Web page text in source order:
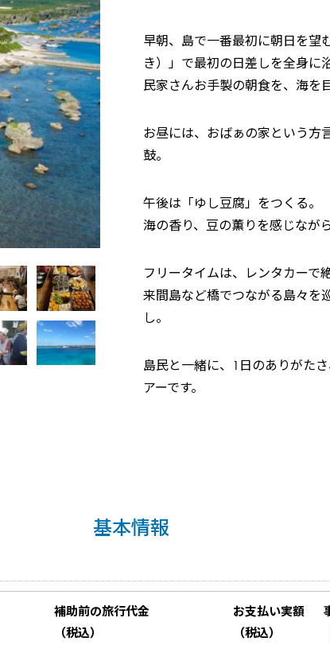
早朝、島で一番最初に朝日を望
き）」で最初の日差しを全身に
民家さんお手製の朝食を、海を
お昼には、おばぁの家という方
鼓。
午後は「ゆし豆腐」をつくる。
海の香り、豆の薫りを感じなが
フリータイムは、レンタカーで
来間島など橋でつながる島々を
し。
島民と一緒に、1日のありがた
アーです。
基本情報
補助前の旅行代金
（税込）
お支払い実額
（税込）